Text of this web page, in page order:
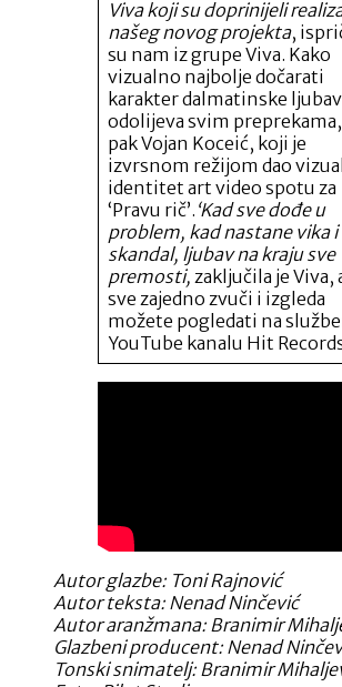
Viva koji su doprinijeli
našeg novog projekta,
su nam iz grupe Viva. Kako
vizualno najbolje dočarati
karakter dalmatinske
odolijeva svim
pak Vojan Koceić, koji je
izvrsnom režijom dao
identitet art video spotu za
‘Pravu rič’. ‘Kad sve dođe u
problem, kad nastane vika i
skandal, ljubav na kraju sve
premosti, zaključila je Viva,
sve zajedno zvuči i izgleda
možete pogledati na
YouTube kanalu Hit
Autor glazbe: Toni Rajnović
Autor teksta: Nenad Ninčević
Autor aranžmana: Branimir
Glazbeni producent: Nenad
Tonski snimatelj: Branimir